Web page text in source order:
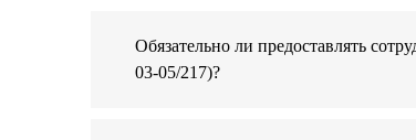
Обязательно ли предоставлять
03-05/217)?